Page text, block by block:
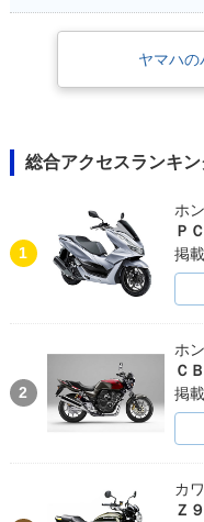
ヤマハの
総合アクセスランキン
1
ホ
Ｐ
掲
2
ホ
掲
カ
Ｚ